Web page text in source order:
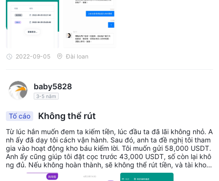
c này, tôi bỗng thấy chẳng lành nên lục lại những tấm ảnh anh ta
đã đăng tải trước đó thì thấy thông tin anh ta dùng ảnh của ngư
ời khác để lừa đảo. Tôi là người tái phạm nên đã đến ngay Công
ty tài chính Pandora để xin rút tiền nhưng lại được trả lời như vậy
... Thực sự nhắc nhở các bạn chú ý và cẩn thận!
2022-09-05 Đài loan
baby5828
3-5 năm
Tố cáo Không thể rút
Từ lúc hắn muốn đem ta kiếm tiền, lúc đầu ta đã lãi không nhỏ. A
nh ấy đã dạy tôi cách vận hành. Sau đó, anh ta đề nghị tôi tham
gia vào hoạt động kho báu kiếm lời. Tôi muốn gửi 58,000 USDT.
Anh ấy cũng giúp tôi đặt cọc trước 43,000 USDT, số còn lại khô
ng đủ. Nếu không hoàn thành, sẽ không thể rút tiền, và tài khoả
n sẽ bị đóng băng.